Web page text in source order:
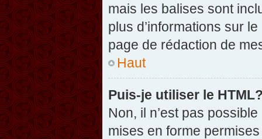
mais les balises sont
plus d’informations sur
page de rédaction de
Haut
Puis-je utiliser le
Non, il n’est pas
mises en forme